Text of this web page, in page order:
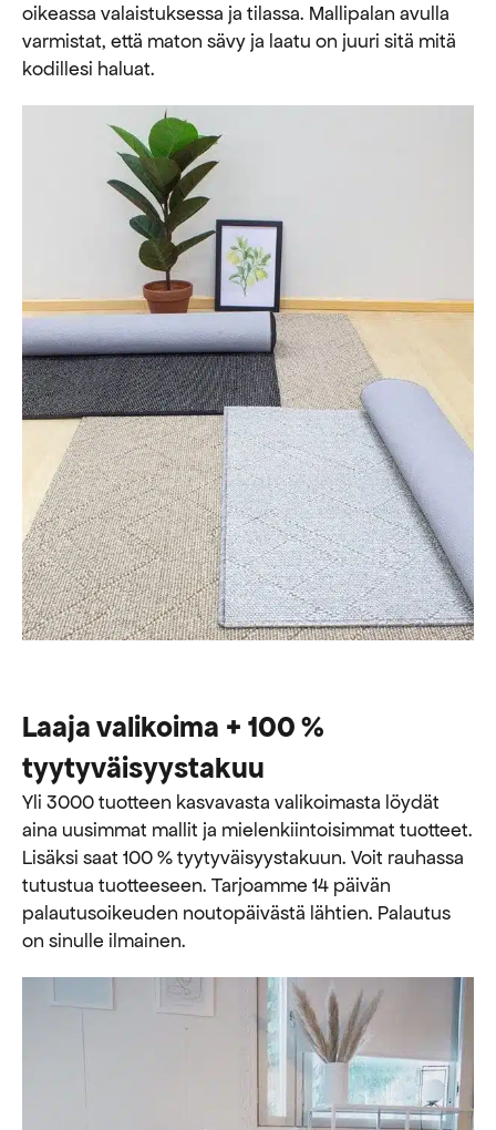
oikeassa valaistuksessa ja tilassa. Mallipalan avulla
varmistat, että maton sävy ja laatu on juuri sitä mitä
kodillesi haluat.
Laaja valikoima + 100 %
tyytyväisyystakuu
Yli 3000 tuotteen kasvavasta valikoimasta löydät
aina uusimmat mallit ja mielenkiintoisimmat tuotteet.
Lisäksi saat 100 % tyytyväisyystakuun. Voit rauhassa
tutustua tuotteeseen. Tarjoamme 14 päivän
palautusoikeuden noutopäivästä lähtien. Palautus
on sinulle ilmainen.